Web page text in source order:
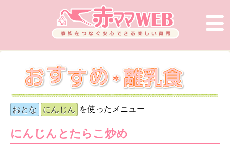
おとな にんじん を使ったメニュー
にんじんとたらこ炒め